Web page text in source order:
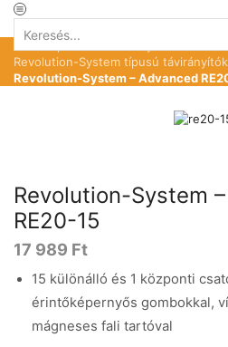
Revolution-System típusú távirányítók
Revolution-System – Advanced
Revolution-System
RE20-15
17 989 Ft
15 különálló és 1 központi
érintőképernyős gombokkal,
mágneses fali tartóval